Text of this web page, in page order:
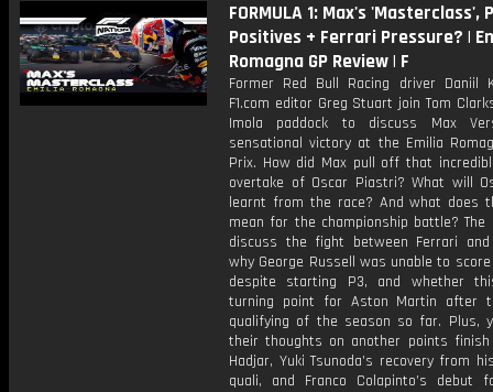
FORMULA 1: Max's 'Masterclass',
Positives + Ferrari Pressure? |
Romagna GP Review | F
Former Red Bull Racing driver Daniil
F1.com editor Greg Stuart join Tom
Imola paddock to discuss Max
sensational victory at the Emilia
Prix. How did Max pull off that
overtake of Oscar Piastri? What will
learnt from the race? And what does
mean for the championship battle? The
discuss the fight between Ferrari and
why George Russell was unable to
despite starting P3, and whether
turning point for Aston Martin after
qualifying of the season so far. Plus,
their thoughts on another points
Hadjar, Yuki Tsunoda’s recovery from
quali, and Franco Colapinto’s debut